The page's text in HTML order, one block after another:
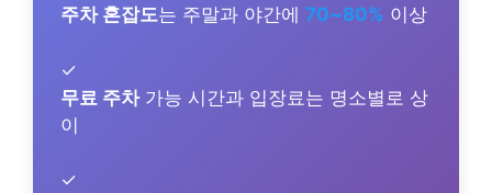
주차 혼잡도는 주말과 야간에 70~80% 이상
✓
무료 주차가능 시간과 입장료는 명소별로 상
이
✓